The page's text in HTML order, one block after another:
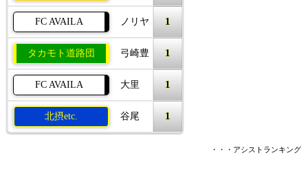
FC AVAILA ノリヤ 1
タカモト道路団 弓崎豊 1
FC AVAILA 大里 1
北摂etc. 谷尾 1
・・・アシストランキング